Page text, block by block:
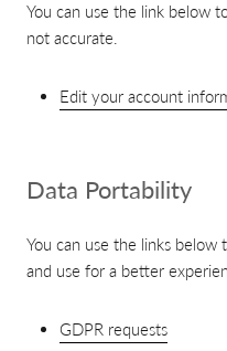
You can use the link below
not accurate.
Edit your account
Data Portability
You can use the links
and use for a better
GDPR requests